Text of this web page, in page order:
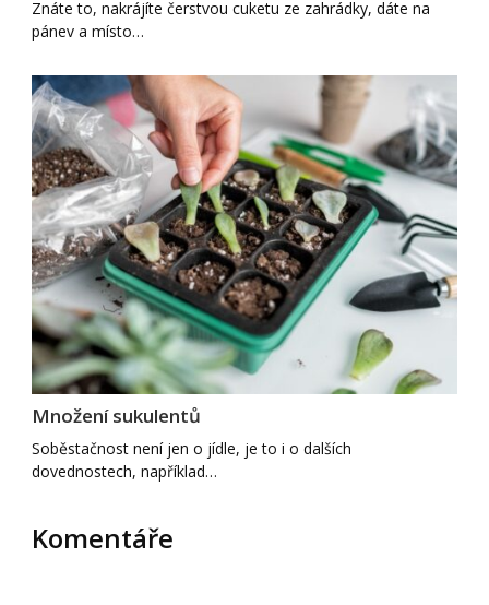
Znáte to, nakrájíte čerstvou cuketu ze zahrádky, dáte na
pánev a místo…
Množení sukulentů
Soběstačnost není jen o jídle, je to i o dalších
dovednostech, například…
Komentáře